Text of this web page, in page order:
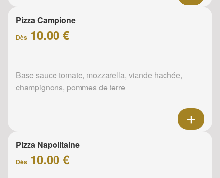
Pizza Campione
Dès 10.00 €
Base sauce tomate, mozzarella, viande hachée,
champignons, pommes de terre
Pizza Napolitaine
Dès 10.00 €